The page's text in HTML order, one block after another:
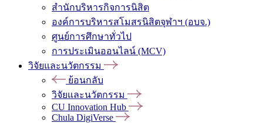
สำนักบริหารกิจการนิสิต
องค์การบริหารสโมสรนิสิตจุฬาฯ (อบจ.)
ศูนย์การศึกษาทั่วไป
การประเมินออนไลน์ (MCV)
วิจัยและนวัตกรรม
ย้อนกลับ
วิจัยและนวัตกรรม
CU Innovation Hub
Chula DigiVerse